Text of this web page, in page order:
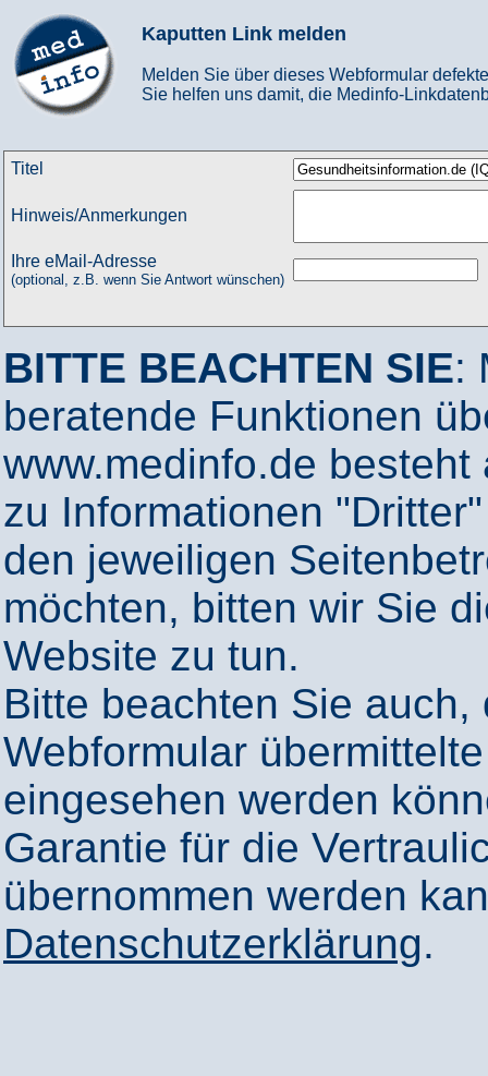
Kaputten Link melden
Melden Sie über dieses Webformular
Sie helfen uns damit, die Medinfo-
Titel
Hinweis/Anmerkungen
Ihre eMail-Adresse
(optional, z.B. wenn Sie Antwort wünschen)
BITTE BEACHTEN SIE:
beratende Funktionen
www.medinfo.de
zu Informationen
den jeweiligen
möchten, bitten wir Sie
Website zu tun.
Bitte beachten Sie
Webformular
eingesehen werden
Garantie für die
übernommen werden
Datenschutzerklärung.